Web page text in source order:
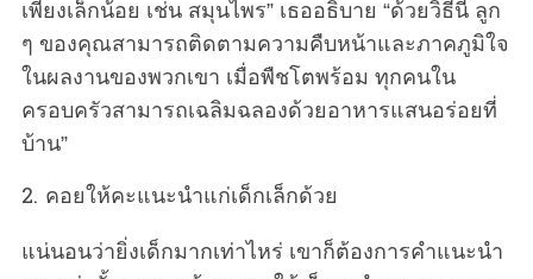
เพียงเล็กน้อย เช่น สมุนไพร” เธออธิบาย “ด้วยวิธีนี้ ลูก
ๆ ของคุณสามารถติดตามความคืบหน้าและภาคภูมิใจ
ในผลงานของพวกเขา เมื่อพืชโตพร้อม ทุกคนใน
ครอบครัวสามารถเฉลิมฉลองด้วยอาหารแสนอร่อยที่
บ้าน”
2. คอยให้คะแนะนำแก่เด็กเล็กด้วย
แน่นอนว่ายิ่งเด็กมากเท่าไหร่ เขาก็ต้องการคำแนะนำ